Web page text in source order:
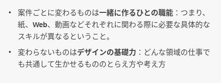
案件ごとに変わるものは一緒に作るひとの職能：つまり、
紙、Web、動画などそれぞれに関わる際に必要な具体的な
スキルが異なるということ。
変わらないものはデザインの基礎力 ：どんな領域の仕事で
も共通して生かせるもののとらえ方や考え方